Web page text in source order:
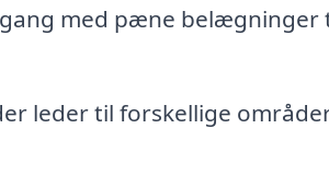
med pæne
leder til forskellige